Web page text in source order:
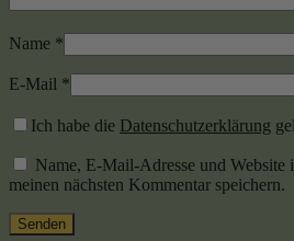
Name *
E-Mail *
Ich habe die Datenschutzerklärung
Name, E-Mail-Adresse und Website
meinen nächsten Kommentar speichern.